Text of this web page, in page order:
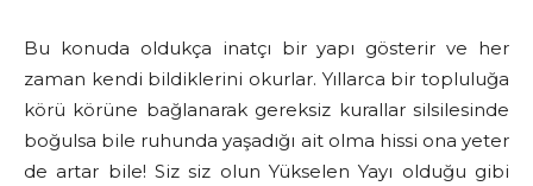
Bu konuda oldukça inatçı bir yapı gösterir ve her
zaman kendi bildiklerini okurlar. Yıllarca bir topluluğa
körü körüne bağlanarak gereksiz kurallar silsilesinde
boğulsa bile ruhunda yaşadığı ait olma hissi ona yeter
de artar bile! Siz siz olun Yükselen Yayı olduğu gibi